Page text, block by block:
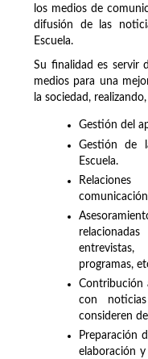
los medios de
difusión de las
Escuela.
Su finalidad es servir
medios para una
la sociedad,
Gestión del
Gestión de
Escuela.
programas,
Contribución
con
consideren
Preparación
elaboración